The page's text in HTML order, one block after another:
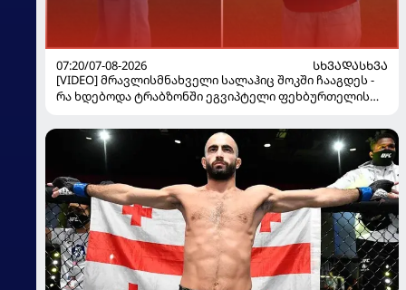
07:20/07-08-2026
ᲡᲮᲕᲐᲓᲐᲡᲮᲕᲐ
[VIDEO] მრავლისმნახველი სალაჰიც შოკში ჩააგდეს -
რა ხდებოდა ტრაბზონში ეგვიპტელი ფეხბურთელის